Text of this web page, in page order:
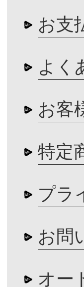
お支
よく
お客
特定
プラ
お問
オー